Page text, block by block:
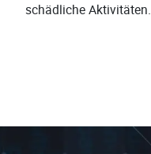
schädliche Aktivitäten.